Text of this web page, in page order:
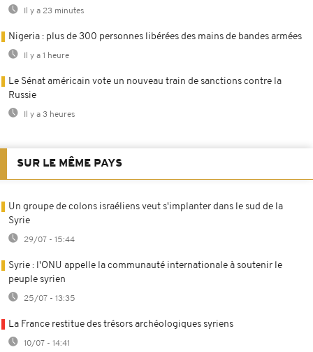
Il y a 23 minutes
Nigeria : plus de 300 personnes libérées des mains de bandes armées
Il y a 1 heure
Le Sénat américain vote un nouveau train de sanctions contre la
Russie
Il y a 3 heures
SUR LE MÊME PAYS
Un groupe de colons israéliens veut s'implanter dans le sud de la
Syrie
29/07 - 15:44
Syrie : l'ONU appelle la communauté internationale à soutenir le
peuple syrien
25/07 - 13:35
La France restitue des trésors archéologiques syriens
10/07 - 14:41